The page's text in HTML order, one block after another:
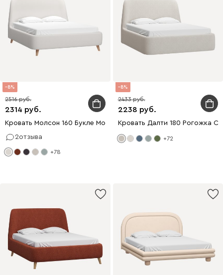
8
2314
2516
Кровать Молсон 160 Букле Молочный
2отзыва
+78
8
2238
2433
Кровать Далти 180 Рогожка
+72